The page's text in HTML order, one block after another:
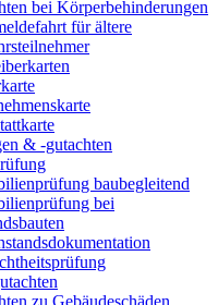
bei Körperbehinderungen
für ältere
& -gutachten
baubegleitend
bei
zu Gebäudeschäden